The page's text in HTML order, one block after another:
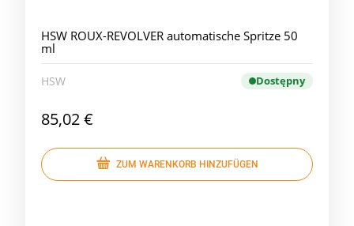
HSW ROUX-REVOLVER automatische Spritze 50
ml
HSW Dostępny
85,02 €
ZUM WARENKORB HINZUFÜGEN